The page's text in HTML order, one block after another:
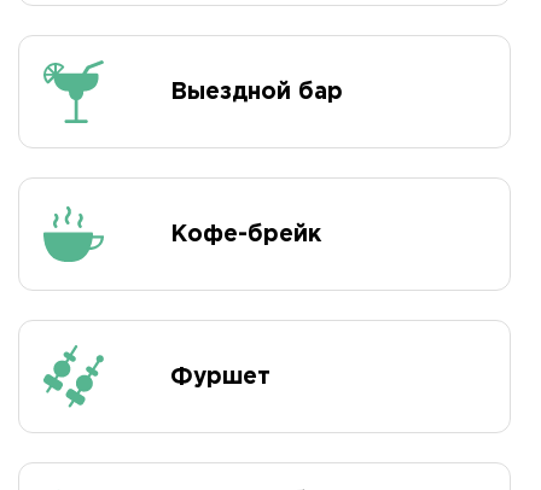
Выездной бар
Кофе-брейк
Фуршет